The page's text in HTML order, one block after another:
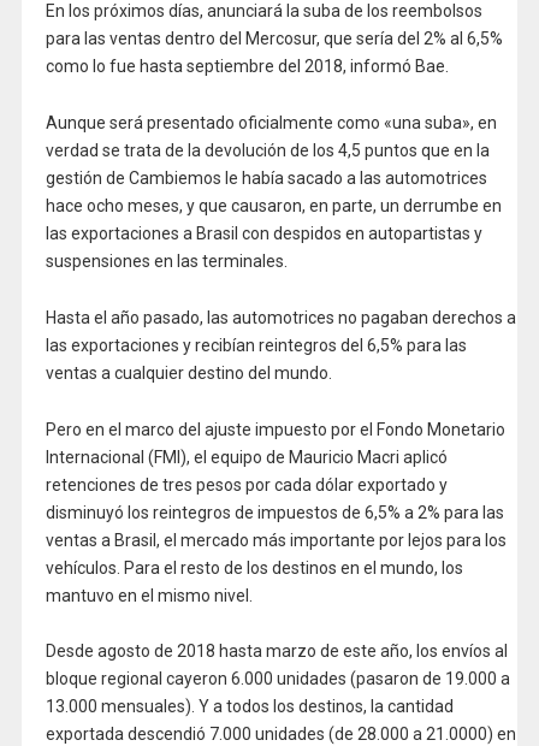
En los próximos días, anunciará la suba de los reembolsos
para las ventas dentro del Mercosur, que sería del 2% al 6,5%
como lo fue hasta septiembre del 2018, informó Bae.
Aunque será presentado oficialmente como «una suba», en
verdad se trata de la devolución de los 4,5 puntos que en la
gestión de Cambiemos le había sacado a las automotrices
hace ocho meses, y que causaron, en parte, un derrumbe en
las exportaciones a Brasil con despidos en autopartistas y
suspensiones en las terminales.
Hasta el año pasado, las automotrices no pagaban derechos a
las exportaciones y recibían reintegros del 6,5% para las
ventas a cualquier destino del mundo.
Pero en el marco del ajuste impuesto por el Fondo Monetario
Internacional (FMI), el equipo de Mauricio Macri aplicó
retenciones de tres pesos por cada dólar exportado y
disminuyó los reintegros de impuestos de 6,5% a 2% para las
ventas a Brasil, el mercado más importante por lejos para los
vehículos. Para el resto de los destinos en el mundo, los
mantuvo en el mismo nivel.
Desde agosto de 2018 hasta marzo de este año, los envíos al
bloque regional cayeron 6.000 unidades (pasaron de 19.000 a
13.000 mensuales). Y a todos los destinos, la cantidad
exportada descendió 7.000 unidades (de 28.000 a 21.0000) en